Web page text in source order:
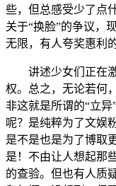
些，但总感受少了点
关于“换脸”的争议，
无限，有人夸奖惠利
讲述少女们正在激
权。总之，无论若何
非这就是所谓的“立
呢？是纯粹为了文娱
是不是也是为了博取
是！不由让人想起那
的查验。但也有人质